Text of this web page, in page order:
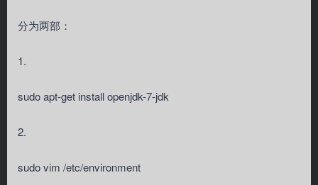
分为两部：
1.
sudo apt-get install openjdk-7-jdk
2.
sudo vim /etc/environment